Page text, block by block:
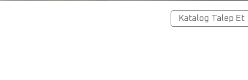
Katalog Talep Et